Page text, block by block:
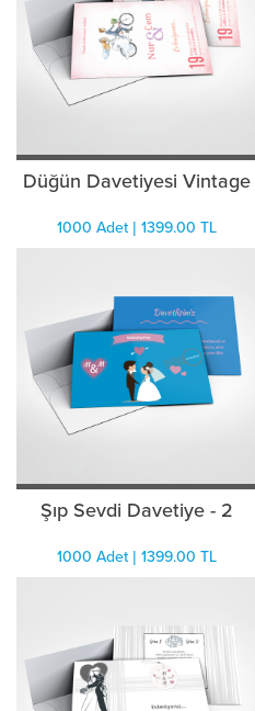
Düğün Davetiyesi Vintage
1000 Adet | 1399.00 TL
Şıp Sevdi Davetiye - 2
1000 Adet | 1399.00 TL